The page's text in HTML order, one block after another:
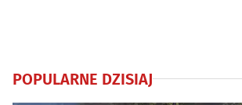
POPULARNE DZISIAJ